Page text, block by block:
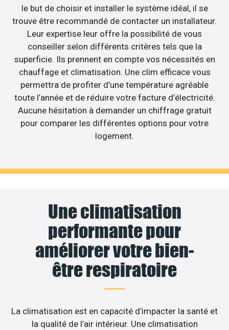
le but de choisir et installer le système idéal, il se
trouve être recommandé de contacter un installateur.
Leur expertise leur offre la possibilité de vous
conseiller selon différents critères tels que la
superficie. Ils prennent en compte vos nécessités en
chauffage et climatisation. Une clim efficace vous
permettra de profiter d’une température agréable
toute l’année et de réduire votre facture d’électricité.
Aucune hésitation à demander un chiffrage gratuit
pour comparer les différentes options pour votre
logement.
Une climatisation
performante pour
améliorer votre bien-
être respiratoire
La climatisation est en capacité d’impacter la santé et
la qualité de l’air intérieur. Une climatisation